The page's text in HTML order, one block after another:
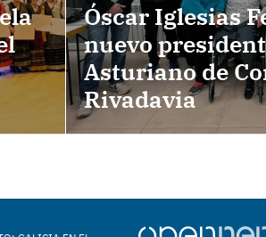
Óscar Iglesias
nuevo
Asturiano de
Rivadavia